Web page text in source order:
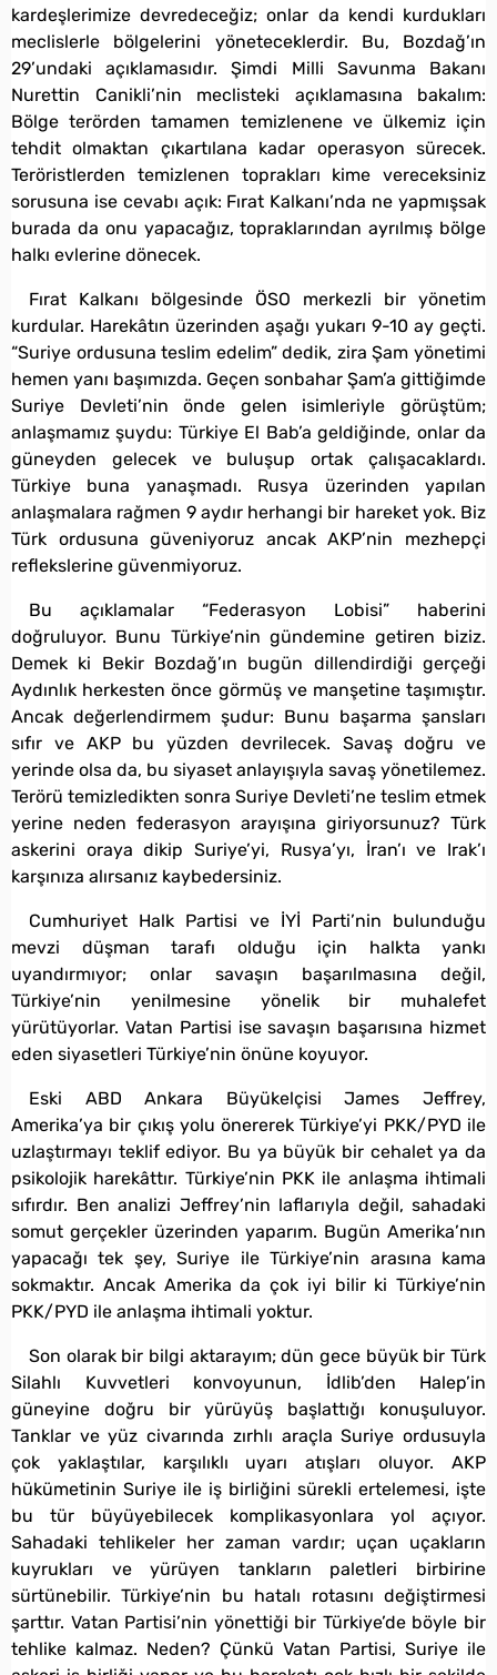
kardeşlerimize devredeceğiz; onlar da kendi kurdukları
meclislerle bölgelerini yöneteceklerdir. Bu, Bozdağ’ın
29’undaki açıklamasıdır. Şimdi Milli Savunma Bakanı
Nurettin Canikli’nin meclisteki açıklamasına bakalım:
Bölge terörden tamamen temizlenene ve ülkemiz için
tehdit olmaktan çıkartılana kadar operasyon sürecek.
Teröristlerden temizlenen toprakları kime vereceksiniz
sorusuna ise cevabı açık: Fırat Kalkanı’nda ne yapmışsak
burada da onu yapacağız, topraklarından ayrılmış bölge
halkı evlerine dönecek.
Fırat Kalkanı bölgesinde ÖSO merkezli bir yönetim
kurdular. Harekâtın üzerinden aşağı yukarı 9-10 ay geçti.
“Suriye ordusuna teslim edelim” dedik, zira Şam yönetimi
hemen yanı başımızda. Geçen sonbahar Şam’a gittiğimde
Suriye Devleti’nin önde gelen isimleriyle görüştüm;
anlaşmamız şuydu: Türkiye El Bab’a geldiğinde, onlar da
güneyden gelecek ve buluşup ortak çalışacaklardı.
Türkiye buna yanaşmadı. Rusya üzerinden yapılan
anlaşmalara rağmen 9 aydır herhangi bir hareket yok. Biz
Türk ordusuna güveniyoruz ancak AKP’nin mezhepçi
reflekslerine güvenmiyoruz.
Bu açıklamalar “Federasyon Lobisi” haberini
doğruluyor. Bunu Türkiye’nin gündemine getiren biziz.
Demek ki Bekir Bozdağ’ın bugün dillendirdiği gerçeği
Aydınlık herkesten önce görmüş ve manşetine taşımıştır.
Ancak değerlendirmem şudur: Bunu başarma şansları
sıfır ve AKP bu yüzden devrilecek. Savaş doğru ve
yerinde olsa da, bu siyaset anlayışıyla savaş yönetilemez.
Terörü temizledikten sonra Suriye Devleti’ne teslim etmek
yerine neden federasyon arayışına giriyorsunuz? Türk
askerini oraya dikip Suriye’yi, Rusya’yı, İran’ı ve Irak’ı
karşınıza alırsanız kaybedersiniz.
Cumhuriyet Halk Partisi ve İYİ Parti’nin bulunduğu
mevzi düşman tarafı olduğu için halkta yankı
uyandırmıyor; onlar savaşın başarılmasına değil,
Türkiye’nin yenilmesine yönelik bir muhalefet
yürütüyorlar. Vatan Partisi ise savaşın başarısına hizmet
eden siyasetleri Türkiye’nin önüne koyuyor.
Eski ABD Ankara Büyükelçisi James Jeffrey,
Amerika’ya bir çıkış yolu önererek Türkiye’yi PKK/PYD ile
uzlaştırmayı teklif ediyor. Bu ya büyük bir cehalet ya da
psikolojik harekâttır. Türkiye’nin PKK ile anlaşma ihtimali
sıfırdır. Ben analizi Jeffrey’nin laflarıyla değil, sahadaki
somut gerçekler üzerinden yaparım. Bugün Amerika’nın
yapacağı tek şey, Suriye ile Türkiye’nin arasına kama
sokmaktır. Ancak Amerika da çok iyi bilir ki Türkiye’nin
PKK/PYD ile anlaşma ihtimali yoktur.
Son olarak bir bilgi aktarayım; dün gece büyük bir Türk
Silahlı Kuvvetleri konvoyunun, İdlib’den Halep’in
güneyine doğru bir yürüyüş başlattığı konuşuluyor.
Tanklar ve yüz civarında zırhlı araçla Suriye ordusuyla
çok yaklaştılar, karşılıklı uyarı atışları oluyor. AKP
hükümetinin Suriye ile iş birliğini sürekli ertelemesi, işte
bu tür büyüyebilecek komplikasyonlara yol açıyor.
Sahadaki tehlikeler her zaman vardır; uçan uçakların
kuyrukları ve yürüyen tankların paletleri birbirine
sürtünebilir. Türkiye’nin bu hatalı rotasını değiştirmesi
şarttır. Vatan Partisi’nin yönettiği bir Türkiye’de böyle bir
tehlike kalmaz. Neden? Çünkü Vatan Partisi, Suriye ile